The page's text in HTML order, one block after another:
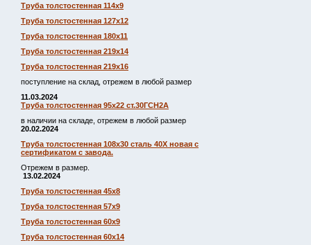
Труба толстостенная 114х9
Труба толстостенная 127х12
Труба толстостенная 180х11
Труба толстостенная 219х14
Труба толстостенная 219х16
поступление на склад, отрежем в любой размер
11.03.2024
Труба толстостенная 95х22 ст.30ГСН2А
в наличии на складе, отрежем в любой размер
20.02.2024
Труба толстостенная 108х30 сталь 40Х новая с
сертификатом с завода.
Отрежем в размер.
13.02.2024
Труба толстостенная 45х8
Труба толстостенная 57х9
Труба толстостенная 60х9
Труба толстостенная 60х14